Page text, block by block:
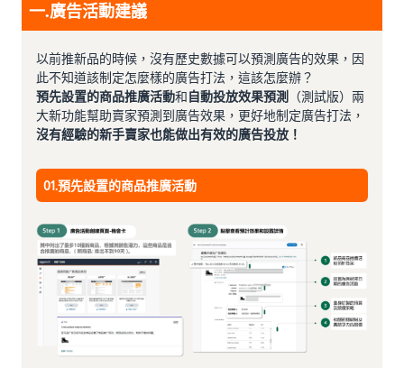
一.廣告活動建議
以前推新品的時候，沒有歷史數據可以預測廣告的效果，因
此不知道該制定怎麼樣的廣告打法，這該怎麼辦？
預先設置的商品推廣活動和自動投放效果預測
（測試版）兩
大新功能幫助賣家預測到廣告效果，更好地制定廣告打法，
沒有經驗的新手賣家也能做出有效的廣告投放！
01.預先設置的商品推廣活動